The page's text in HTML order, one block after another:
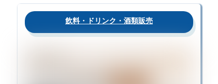
飲料・ドリンク・酒類販売